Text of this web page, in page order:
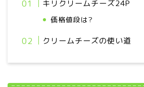
キリクリームチーズ24P
価格値段は?
クリームチーズの使い道